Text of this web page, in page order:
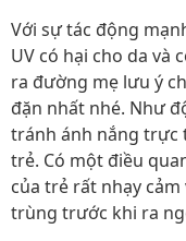
Với sự tác động
UV có hại cho da và
ra đường mẹ lưu ý
đặn nhất nhé. Như
tránh ánh nắng trực
trẻ. Có một điều
của trẻ rất nhạy
trùng trước khi ra